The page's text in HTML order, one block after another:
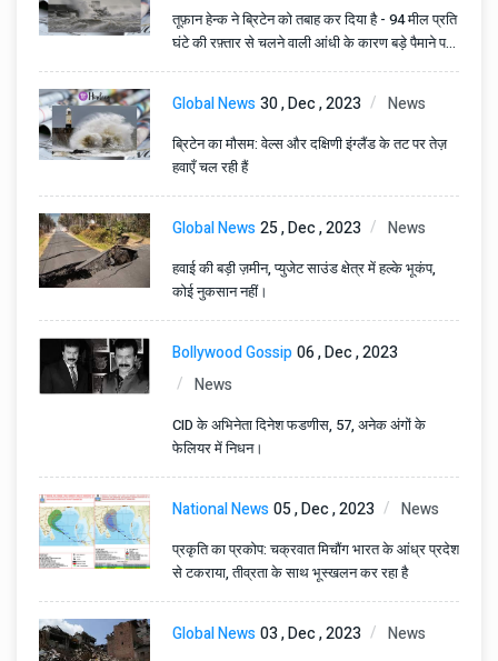
तूफ़ान हेन्क ने ब्रिटेन को तबाह कर दिया है - 94 मील प्रति
घंटे की रफ़्तार से चलने वाली आंधी के कारण बड़े पैमाने पर
व्यवधान और क्षति हुई है
Global News30 , Dec , 2023 News
ब्रिटेन का मौसम: वेल्स और दक्षिणी इंग्लैंड के तट पर तेज़
हवाएँ चल रही हैं
Global News25 , Dec , 2023 News
हवाई की बड़ी ज़मीन, प्युजेट साउंड क्षेत्र में हल्के भूकंप,
कोई नुकसान नहीं।
Bollywood Gossip06 , Dec , 2023
News
CID के अभिनेता दिनेश फडणीस, 57, अनेक अंगों के
फेलियर में निधन।
National News05 , Dec , 2023 News
प्रकृति का प्रकोप: चक्रवात मिचौंग भारत के आंध्र प्रदेश
से टकराया, तीव्रता के साथ भूस्खलन कर रहा है
Global News03 , Dec , 2023 News